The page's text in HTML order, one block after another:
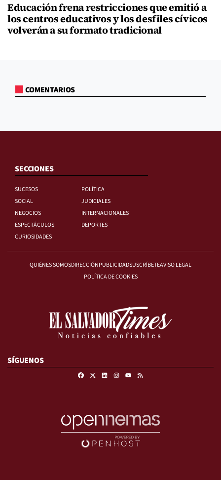
Educación frena restricciones que emitió a
los centros educativos y los desfiles cívicos
volverán a su formato tradicional
COMENTARIOS
SECCIONES
SUCESOS
POLÍTICA
SOCIAL
JUDICIALES
NEGOCIOS
INTERNACIONALES
ESPECTÁCULOS
DEPORTES
CURIOSIDADES
QUIÉNES SOMOSDIRECCIÓNPUBLICIDADSUSCRÍBETEAVISO LEGAL
POLÍTICA DE COOKIES
SÍGUENOS
FacebookLinkedinInstagram